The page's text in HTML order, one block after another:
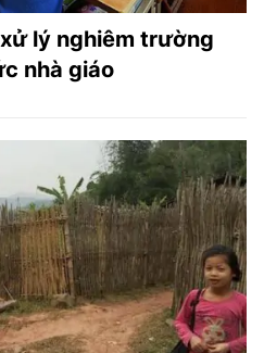
lý nghiêm trường
nhà giáo